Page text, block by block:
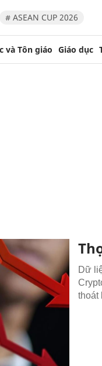
# ASEAN CUP 2026
và Tôn giáo Giáo dục
Dữ
thoát